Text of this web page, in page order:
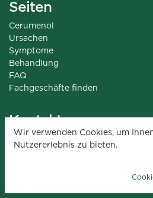
Seiten
Cerumenol
Ursachen
Symptome
Behandlung
FAQ
Fachgeschäfte finden
Kontakt
info@spirig-healthcare.ch
Wir verwenden Cookies, um
Nutzererlebnis zu bieten.